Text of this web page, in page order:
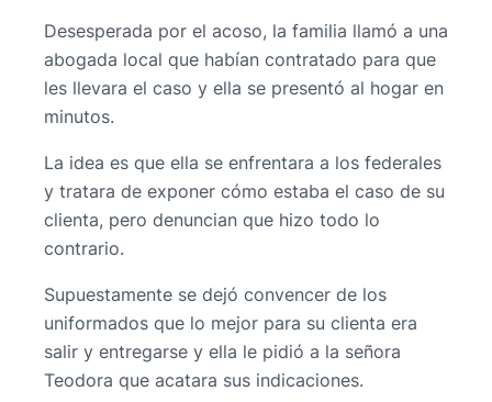
Desesperada por el acoso, la familia llamó a una
abogada local que habían contratado para que
les llevara el caso y ella se presentó al hogar en
minutos.
La idea es que ella se enfrentara a los federales
y tratara de exponer cómo estaba el caso de su
clienta, pero denuncian que hizo todo lo
contrario.
Supuestamente se dejó convencer de los
uniformados que lo mejor para su clienta era
salir y entregarse y ella le pidió a la señora
Teodora que acatara sus indicaciones.